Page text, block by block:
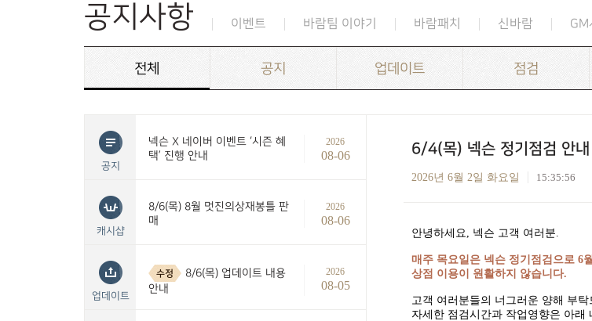
공지사항 이벤트 바람팀 이야기 바람패치 신바람 GM
전체 공지 업데이트 점검
공지
넥슨 X 네이버 이벤트 ‘시즌 혜
택’ 진행 안내
2026
08-06
캐시샵
8/6(목) 8월 멋진의상재봉틀 판
매
2026
08-06
업데이트
수정
8/6(목) 업데이트 내용
안내
2026
08-05
6/4(목) 넥슨 정기점검 안내
2026년 6월 2일 화요일 15:35:56
안녕하세요, 넥슨 고객 여러분.
매주 목요일은 넥슨 정기점검으로 6월
상점 이용이 원활하지 않습니다.
고객 여러분들의 너그러운 양해 부탁
자세한 점검시간과 작업영향은 아래